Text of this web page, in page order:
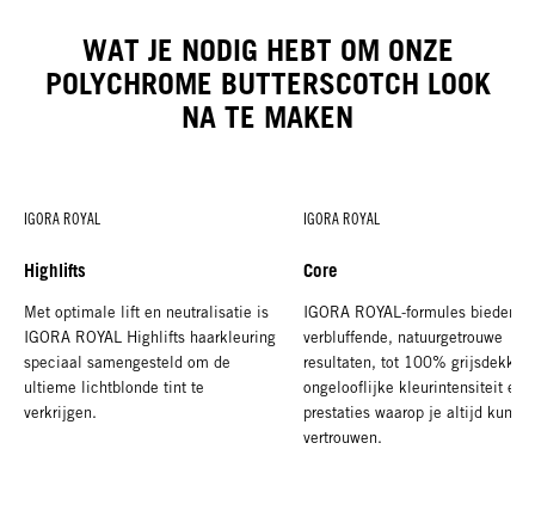
WAT JE NODIG HEBT OM ONZE
POLYCHROME BUTTERSCOTCH LOOK
NA TE MAKEN
IGORA ROYAL
Highlifts
Met optimale lift en neutralisatie is
IGORA ROYAL Highlifts haarkleuring
speciaal samengesteld om de
ultieme lichtblonde tint te
verkrijgen.
IGORA ROYAL
Core
IGORA ROYAL-formules bieden
verbluffende, natuurgetrouwe
resultaten, tot 100%
ongelooflijke kleurintensiteit en
prestaties waarop je altijd kunt
vertrouwen.